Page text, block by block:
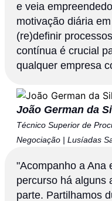
e veia
motivação diária
(re)definir
contínua é crucial
qualquer empresa
João German da
Técnico Superior de
Negociação | Lusíadas
"Acompanho a Ana
percurso há alguns
parte. Partilhamos